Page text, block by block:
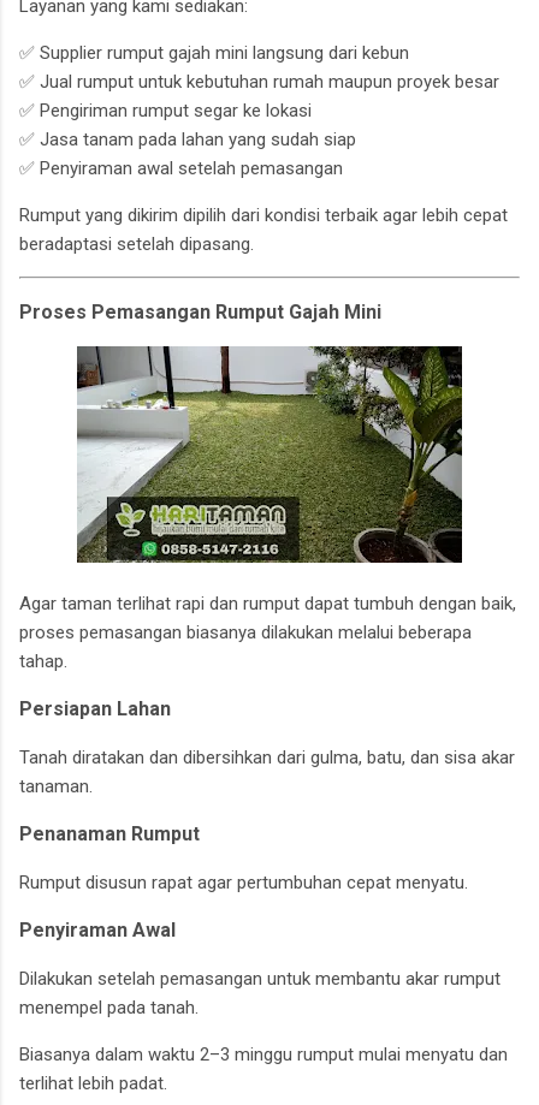
Layanan yang kami sediakan:
✅ Supplier rumput gajah mini langsung dari kebun
✅ Jual rumput untuk kebutuhan rumah maupun proyek besar
✅ Pengiriman rumput segar ke lokasi
✅ Jasa tanam pada lahan yang sudah siap
✅ Penyiraman awal setelah pemasangan
Rumput yang dikirim dipilih dari kondisi terbaik agar lebih cepat
beradaptasi setelah dipasang.
Proses Pemasangan Rumput Gajah Mini
Agar taman terlihat rapi dan rumput dapat tumbuh dengan baik,
proses pemasangan biasanya dilakukan melalui beberapa
tahap.
Persiapan Lahan
Tanah diratakan dan dibersihkan dari gulma, batu, dan sisa akar
tanaman.
Penanaman Rumput
Rumput disusun rapat agar pertumbuhan cepat menyatu.
Penyiraman Awal
Dilakukan setelah pemasangan untuk membantu akar rumput
menempel pada tanah.
Biasanya dalam waktu 2–3 minggu rumput mulai menyatu dan
terlihat lebih padat.